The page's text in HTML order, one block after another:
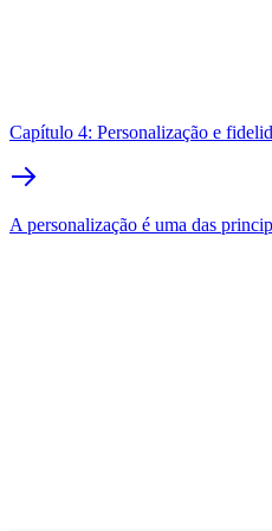
Capítulo 4: Personalização e
A personalização é uma das